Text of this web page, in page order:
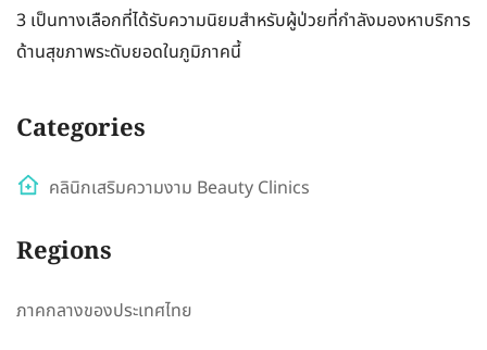
3 เป็นทางเลือกที่ได้รับความนิยมสำหรับผู้ป่วยที่กำลังมองหาบริการ
ด้านสุขภาพระดับยอดในภูมิภาคนี้
Categories
คลินิกเสริมความงาม Beauty Clinics
Regions
ภาคกลางของประเทศไทย